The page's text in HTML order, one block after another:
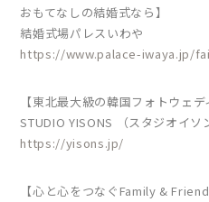
おもてなしの結婚式なら】
結婚式場パレスいわや
https://www.palace-iwaya.jp/
【東北最大級の韓国フォトウェデ
STUDIO YISONS （スタジオイソ
https://yisons.jp/
【心と心をつなぐFamily &